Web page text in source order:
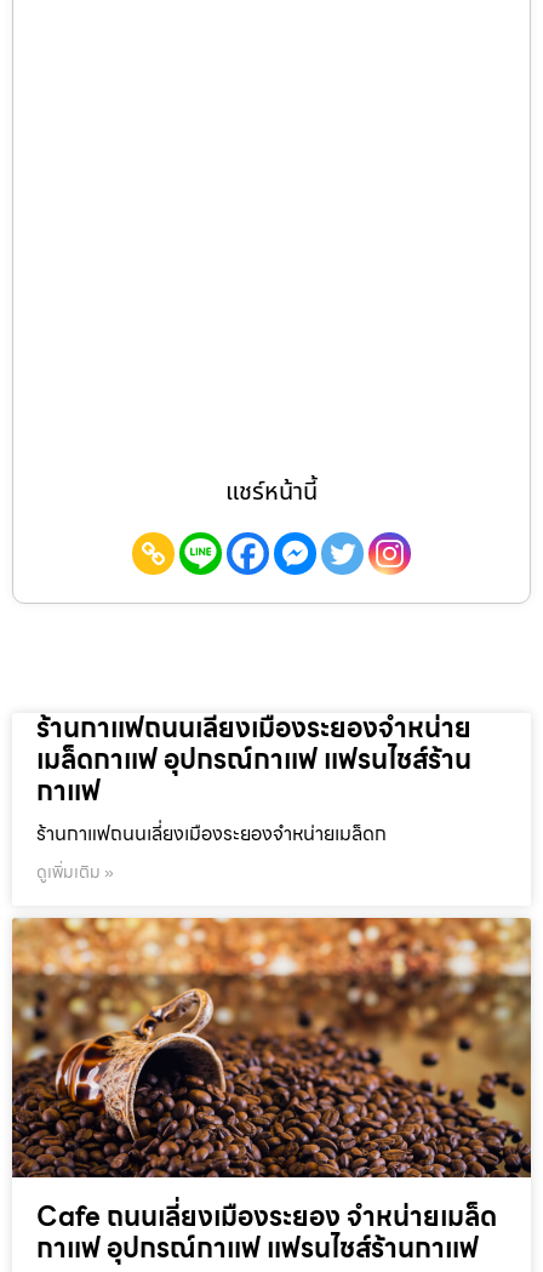
แชร์หน้านี้
ร้านกาแฟถนนเลี่ยงเมืองระยองจำหน่าย
เมล็ดกาแฟ อุปกรณ์กาแฟ แฟรนไชส์ร้าน
กาแฟ
ร้านกาแฟถนนเลี่ยงเมืองระยองจำหน่ายเมล็ดก
ดูเพิ่มเติม »
Cafe ถนนเลี่ยงเมืองระยอง จำหน่ายเมล็ด
กาแฟ อุปกรณ์กาแฟ แฟรนไชส์ร้านกาแฟ